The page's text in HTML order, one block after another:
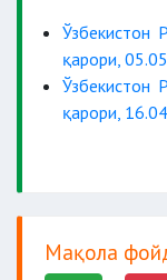
Ўзбекистон
қарори,
Ўзбекистон
қарори,
Мақола